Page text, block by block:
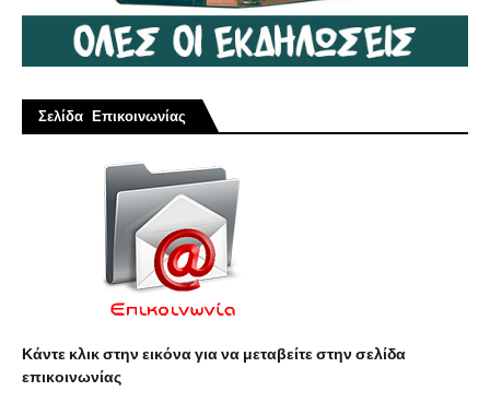
Σελίδα Επικοινωνίας
Κάντε κλικ στην εικόνα για να μεταβείτε στην σελίδα
επικοινωνίας